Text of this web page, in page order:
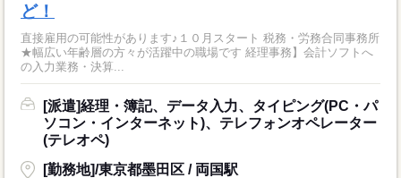
ど！
直接雇用の可能性があります♪１０月スタート 税務・労務合同事務所
★幅広い年齢層の方々が活躍中の職場です 経理事務】会計ソフトへ
の入力業務・決算...
[派遣]経理・簿記、データ入力、タイピング(PC・パ
ソコン・インターネット)、テレフォンオペレーター
(テレオペ)
[勤務地]/東京都墨田区 / 両国駅